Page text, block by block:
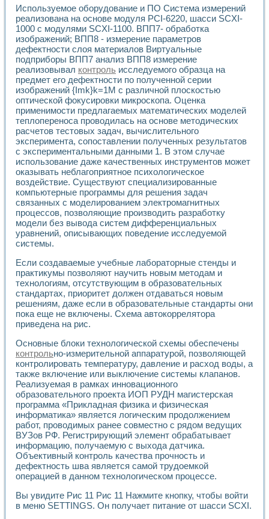
Из опыта внедрения в рамках национального проекта
Исследование эффективности решателей
Опыт разработки LabVIEW лабораторных практикумов
Проблемы повышения качества образования и
Развитие LabVIEW лабораторного практикума по
Разработка виртуальной лаборатории по электротехнике
Усовершенствованные алгоритмы частотного анализа
Об опыте работы учебного центра «Технологии
Технологии NI в магистерской программе «Прикладная
Система диагностики двигателей постоянного тока
Автоматизированный стенд формирования
Лабораторный практикум по курсу ИИС на базе
Партнеры
Академические и отраслевые институты
Учебные заведения
Бизнес
Контакты
Используемое оборудование и ПО Система измерений
реализована на основе модуля PCI-6220, шасси SCXI-
1000 с модулями SCXI-1100. ВПП7- обработка
изображений; ВПП8 - измерение параметров
дефектности слоя материалов Виртуальные
подприборы ВПП7 анализ ВПП8 измерение
реализовывал контроль исследуемого образца на
предмет его дефектности по полученной серии
изображений {Imk}k=1M с различной плоскостью
оптической фокусировки микроскопа. Оценка
применимости предлагаемых математических моделей
теплопереноса проводилась на основе методических
расчетов тестовых задач, вычислительного
эксперимента, сопоставлении полученных результатов
с экспериментальными данными 1. В этом случае
использование даже качественных инструментов может
оказывать неблагоприятное психологическое
воздействие. Существуют специализированные
компьютерные программы для решения задач
связанных с моделированием электромагнитных
процессов, позволяющие производить разработку
модели без вывода систем дифференциальных
уравнений, описывающих поведение исследуемой
системы.
Если создаваемые учебные лабораторные стенды и
практикумы позволяют научить новым методам и
технологиям, отсутствующим в образовательных
стандартах, приоритет должен отдаваться новым
решениям, даже если в образовательные стандарты они
пока еще не включены. Схема автокоррелятора
приведена на рис.
Основные блоки технологической схемы обеспечены
контрольно-измерительной аппаратурой, позволяющей
контролировать температуру, давление и расход воды, а
также включение или выключение системы клапанов.
Реализуемая в рамках инновационного
образовательного проекта ИОП РУДН магистерская
программа «Прикладная физика и физическая
информатика» является логическим продолжением
работ, проводимых ранее совместно с рядом ведущих
ВУЗов РФ. Регистрирующий элемент обрабатывает
информацию, получаемую с выхода датчика.
Объективный контроль качества прочность и
дефектность шва является самой трудоемкой
операцией в данном технологическом процессе.
Вы увидите Рис 11 Рис 11 Нажмите кнопку, чтобы войти
в меню SETTINGS. Он получает питание от шасси SCXI.